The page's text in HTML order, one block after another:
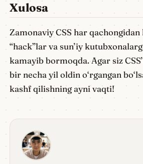
Xulosa
Zamonaviy CSS har
“hack”lar va sun’iy
kamayib bormoqda. Agar siz
bir necha yil oldin o‘rgangan
kashf qilishning ayni vaqti!